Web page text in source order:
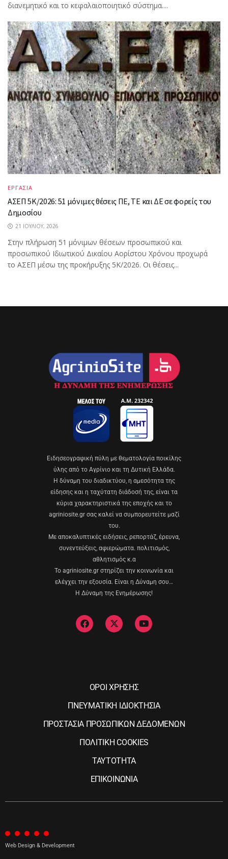
διανεμητικό και το κεφαλαιοποιητικό σύστημα....
ΕΡΓΑΣΙΑ
ΑΣΕΠ 5Κ/2026: 51 μόνιμες θέσεις ΠΕ, ΤΕ και ΔΕ σε φορείς του
Δημοσίου
21 ΙΟΥΛΊΟΥ, 2026
Στην πλήρωση 51 μόνιμων θέσεων προσωπικού και
προσωπικού Ιδιωτικού Δικαίου Αορίστου Χρόνου προχωρά
το ΑΣΕΠ μέσω της προκήρυξης 5Κ/2026. Οι θέσεις...
Eιδησεογραφική πύλη με θεματολογία ποικίλης
ύλης από το Αγρίνιο και τη Δυτική Ελλάδα.
Η δύναμη του διαδικτύου, η αμεσότητα της
είδησης και η ταχύτατη διάδοσή της, είναι τα
κύρια χαρακτηριστικά της εποχής και το
agriniosite.gr σας καλεί να συμπορευτείτε μαζί
του.
Με αποκαλυπτικές ειδήσεις, ρεπορτάζ, έρευνα,
συνεντεύξεις, αφιερώματα. πολιτισμός,
αθλητισμός κ.α
Το agriniosite.gr στηρίζει την κοινωνία και
ελέγχει την εξουσία. Είναι η Δύναμη σου…
Η Δύναμη της Ενημέρωσης!
ΟΡΟΙ ΧΡΗΣΗΣ
ΠΝΕΥΜΑΤΙΚΗ ΙΔΙΟΚΤΗΣΙΑ
ΠΡΟΣΤΑΣΙΑ ΠΡΟΣΩΠΙΚΩΝ ΔΕΔΟΜΕΝΩΝ
ΠΟΛΙΤΙΚΗ COOKIES
ΤΑΥΤΟΤΗΤΑ
ΕΠΙΚΟΙΝΩΝΙΑ
Web Design & Development